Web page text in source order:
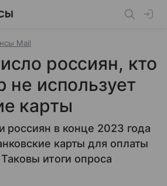
Mail
россиян, кто
не использует
карты
россиян в конце 2023 года
карты для оплаты
итоги опроса